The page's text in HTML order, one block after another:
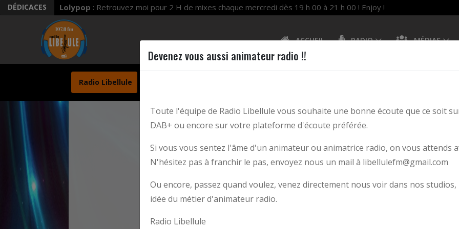
DÉDICACES Lolypop : Retrouvez moi pour 2 H de mixes chaque mercredi dès 19 h 00 à 21 h 00 ! Enjoy !
ACCUEIL RADIO MÉDIAS
Devenez vous aussi animateur radio !!
Toute l'équipe de Radio Libellule vous souhaite une bonne écoute que ce soit
DAB+ ou encore sur votre plateforme d'écoute préférée.
Si vous vous sentez l'âme d'un animateur ou animatrice radio, on vous attends
N'hésitez pas à franchir le pas, envoyez nous un mail à libellulefm@gmail.com
Ou encore, passez quand voulez, venez directement nous voir dans nos
idée du métier d'animateur radio.
Radio Libellule